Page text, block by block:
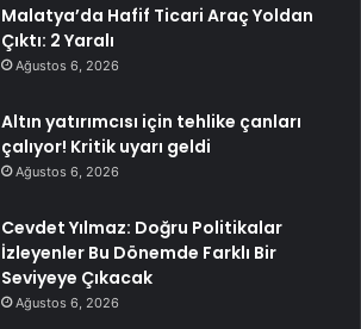
Malatya’da Hafif Ticari Araç Yoldan
Çıktı: 2 Yaralı
Ağustos 6, 2026
Altın yatırımcısı için tehlike çanları
çalıyor! Kritik uyarı geldi
Ağustos 6, 2026
Cevdet Yılmaz: Doğru Politikalar
İzleyenler Bu Dönemde Farklı Bir
Seviyeye Çıkacak
Ağustos 6, 2026